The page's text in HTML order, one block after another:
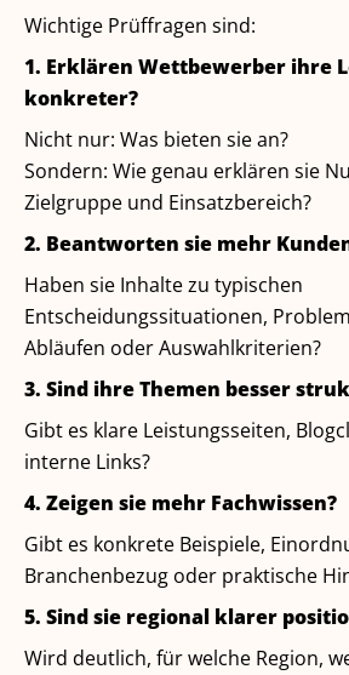
Wichtige Prüffragen sind:
1. Erklären Wettbewerber ihre
konkreter?
Nicht nur: Was bieten sie an?
Sondern: Wie genau erklären sie
Zielgruppe und Einsatzbereich?
2. Beantworten sie mehr
Haben sie Inhalte zu typischen
Entscheidungssituationen,
Abläufen oder Auswahlkriterien?
3. Sind ihre Themen besser
Gibt es klare Leistungsseiten,
interne Links?
4. Zeigen sie mehr Fachwissen?
Gibt es konkrete Beispiele,
Branchenbezug oder praktische
5. Sind sie regional klarer
Wird deutlich, für welche Region,